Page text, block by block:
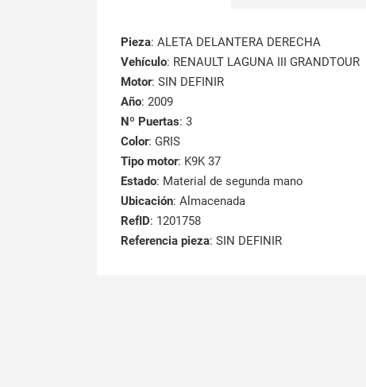
Pieza: ALETA DELANTERA DERECHA
Vehículo: RENAULT LAGUNA III GRANDTOUR
Motor: SIN DEFINIR
Año: 2009
Nº Puertas: 3
Color: GRIS
Tipo motor: K9K 37
Estado: Material de segunda mano
Ubicación: Almacenada
RefID: 1201758
Referencia pieza: SIN DEFINIR